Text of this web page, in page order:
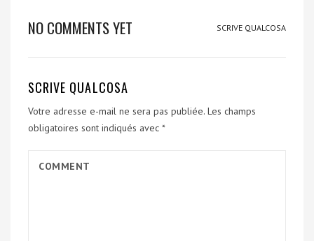
NO COMMENTS YET SCRIVE QUALCOSA
SCRIVE QUALCOSA
Votre adresse e-mail ne sera pas publiée. Les champs
obligatoires sont indiqués avec *